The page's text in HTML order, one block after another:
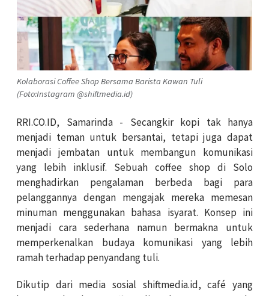
Kolaborasi Coffee Shop Bersama Barista Kawan Tuli
(Foto:Instagram @shiftmedia.id)
RRI.CO.ID, Samarinda - Secangkir kopi tak hanya
menjadi teman untuk bersantai, tetapi juga dapat
menjadi jembatan untuk membangun komunikasi
yang lebih inklusif. Sebuah coffee shop di Solo
menghadirkan pengalaman berbeda bagi para
pelanggannya dengan mengajak mereka memesan
minuman menggunakan bahasa isyarat. Konsep ini
menjadi cara sederhana namun bermakna untuk
memperkenalkan budaya komunikasi yang lebih
ramah terhadap penyandang tuli.
Dikutip dari media sosial shiftmedia.id, café yang